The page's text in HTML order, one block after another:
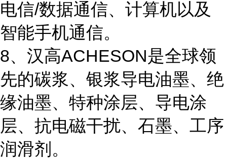
电信/数据通信、计算机以及
智能手机通信。
8、汉高ACHESON是全球领
先的碳浆、银浆导电油墨、绝
缘油墨、特种涂层、导电涂
层、抗电磁干扰、石墨、工序
润滑剂。